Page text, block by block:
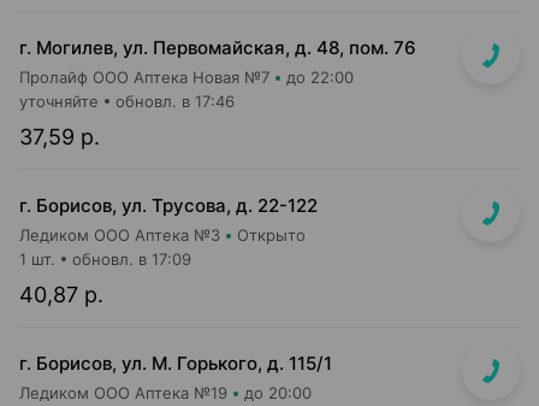
г. Могилев, ул. Первомайская, д. 48, пом. 76
Пролайф ООО Аптека Новая №7 до 22:00
37,59 р.
уточняйте обновл. в 17:46
г. Борисов, ул. Трусова, д. 22-122
Ледиком ООО Аптека №3 Открыто
40,87 р.
1 шт. обновл. в 17:09
г. Борисов, ул. М. Горького, д. 115/1
Ледиком ООО Аптека №19 до 20:00